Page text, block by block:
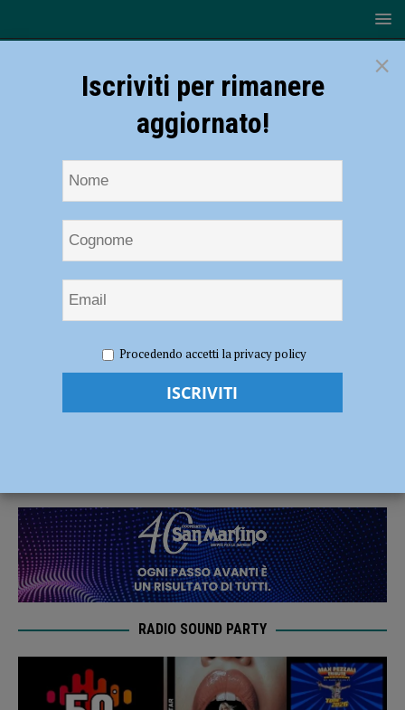
Famiglia Piasinteina, trasloco a palazzo Chiappini
Nuova sede per la Famiglia Piasinteina,
RADIO SOUND PARTY
×
Iscriviti per rimanere
aggiornato!
Procedendo accetti la privacy policy